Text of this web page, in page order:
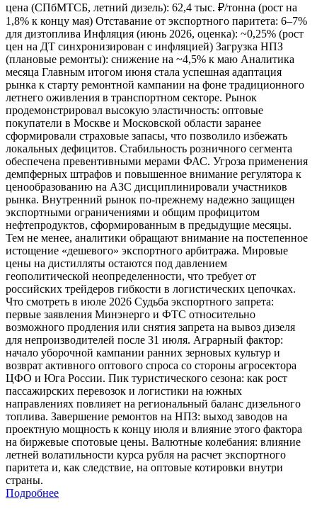
цена (СПбМТСБ, летний дизель): 62,4 тыс. ₽/тонна (рост на
1,8% к концу мая) Отставание от экспортного паритета: 6–7%
для дизтоплива Инфляция (июнь 2026, оценка): ~0,25% (рост
цен на ДТ синхронизирован с инфляцией) Загрузка НПЗ
(плановые ремонты): снижение на ~4,5% к маю Аналитика
месяца Главным итогом июня стала успешная адаптация
рынка к старту ремонтной кампании на фоне традиционного
летнего оживления в транспортном секторе. Рынок
продемонстрировал высокую эластичность: оптовые
покупатели в Москве и Московской области заранее
сформировали страховые запасы, что позволило избежать
локальных дефицитов. Стабильность розничного сегмента
обеспечена превентивными мерами ФАС. Угроза применения
демпферных штрафов и повышенное внимание регулятора к
ценообразованию на АЗС дисциплинировали участников
рынка. Внутренний рынок по-прежнему надежно защищен
экспортными ограничениями и общим профицитом
нефтепродуктов, сформированным в предыдущие месяцы.
Тем не менее, аналитики обращают внимание на постепенное
истощение «дешевого» экспортного арбитража. Мировые
цены на дистилляты остаются под давлением
геополитической неопределенности, что требует от
российских трейдеров гибкости в логистических цепочках.
Что смотреть в июле 2026 Судьба экспортного запрета:
первые заявления Минэнерго и ФТС относительно
возможного продления или снятия запрета на вывоз дизеля
для непроизводителей после 31 июля. Аграрный фактор:
начало уборочной кампании ранних зерновых культур и
возврат активного оптового спроса со стороны агросектора
ЦФО и Юга России. Пик туристического сезона: как рост
пассажирских перевозок и логистики на южных
направлениях повлияет на региональный баланс дизельного
топлива. Завершение ремонтов на НПЗ: выход заводов на
проектную мощность к концу июля и влияние этого фактора
на биржевые спотовые цены. Валютные колебания: влияние
летней волатильности курса рубля на расчет экспортного
паритета и, как следствие, на оптовые котировки внутри
страны.
Подробнее